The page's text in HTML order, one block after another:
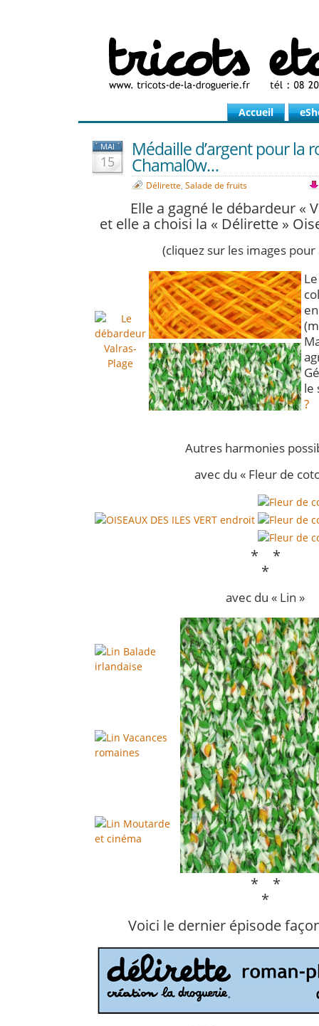
Accueil
MAI
15
Médaille d’argent pour la
Chamal0w…
Délirette, Salade de fruits
Elle a gagné le débardeur «
et elle a choisi la « Délirette »
(cliquez sur les images
le
?
Autres harmonies
avec du « Fleur de
* *
*
avec du « Lin »
* *
*
Voici le dernier épisode